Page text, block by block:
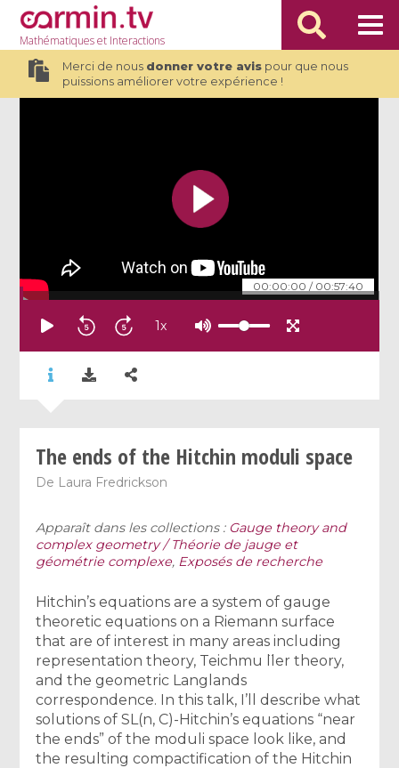
Mathématiqueset Interactions
Merci de nous donner votre avispour que nous
puissions améliorer votre expérience !
00:00:00 / 00:57:40
1x
The ends of the Hitchin moduli space
De Laura Fredrickson
Apparaît dans les collections : Gauge theory and
complex geometry / ​Théorie de jauge et
géométrie complexe, Exposés de recherche
Hitchin’s equations are a system of gauge
theoretic equations on a Riemann surface
that are of interest in many areas including
representation theory, Teichmu ̈ller theory,
and the geometric Langlands
correspondence. In this talk, I’ll describe what
solutions of SL(n, C)-Hitchin’s equations “near
the ends” of the moduli space look like, and
the resulting compactification of the Hitchin